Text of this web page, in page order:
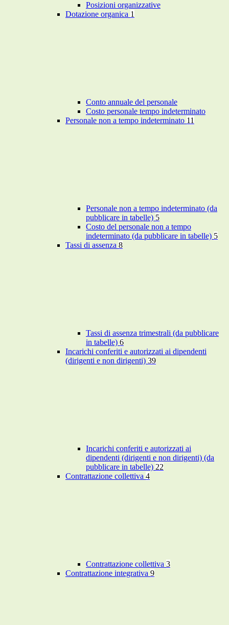
Posizioni organizzative
Dotazione organica 1
Conto annuale del personale
Costo personale tempo indeterminato
Personale non a tempo indeterminato 11
Personale non a tempo indeterminato (da
pubblicare in tabelle) 5
Costo del personale non a tempo
indeterminato (da pubblicare in tabelle) 5
Tassi di assenza 8
Tassi di assenza trimestrali (da pubblicare
in tabelle) 6
Incarichi conferiti e autorizzati ai dipendenti
(dirigenti e non dirigenti) 39
Incarichi conferiti e autorizzati ai
dipendenti (dirigenti e non dirigenti) (da
pubblicare in tabelle) 22
Contrattazione collettiva 4
Contrattazione collettiva 3
Contrattazione integrativa 9